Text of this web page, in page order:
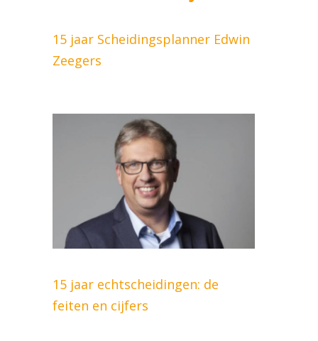
15 jaar Scheidingsplanner Edwin
Zeegers
15 jaar echtscheidingen: de
feiten en cijfers